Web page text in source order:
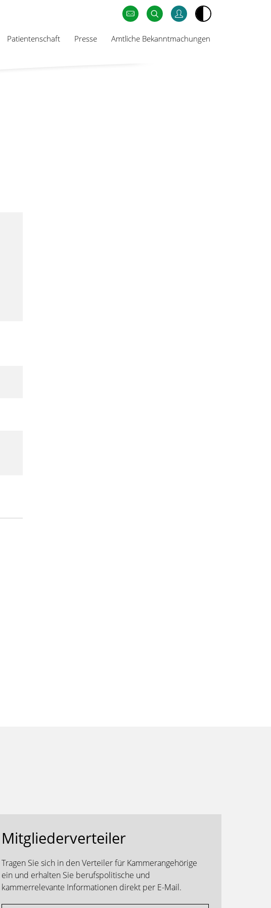
Patientenschaft Presse Amtliche Bekanntmachungen
Mitgliederverteiler
Tragen Sie sich in den Verteiler für Kammerangehörige
ein und erhalten Sie berufspolitische und
kammerrelevante Informationen direkt per E-Mail.